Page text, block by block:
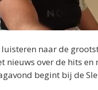
naar de
over de hits
begint bij de